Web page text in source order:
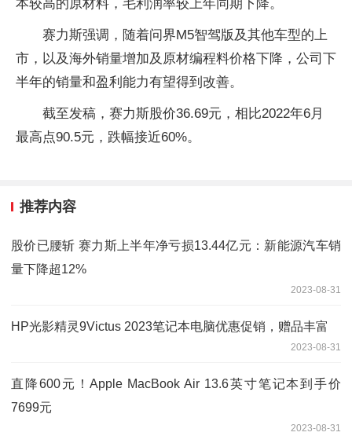
本较高的原材料，毛利润率较上年同期下降。
赛力斯强调，随着问界M5智驾版及其他车型的上
市，以及海外销量增加及原材编程料价格下降，公司下
半年的销量和盈利能力有望得到改善。
截至发稿，赛力斯股价36.69元，相比2022年6月
最高点90.5元，跌幅接近60%。
推荐内容
股价已腰斩 赛力斯上半年净亏损13.44亿元：新能源汽车销
量下降超12%
2023-08-31
HP光影精灵9Victus 2023笔记本电脑优惠促销，赠品丰富
2023-08-31
直降600元！Apple MacBook Air 13.6英寸笔记本到手价
7699元
2023-08-31